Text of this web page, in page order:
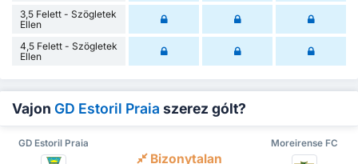
3,5 Felett - Szögletek
Ellen
4,5 Felett - Szögletek
Ellen
Vajon GD Estoril Praia szerez gólt?
GD Estoril Praia Moreirense FC
Bizonytalan